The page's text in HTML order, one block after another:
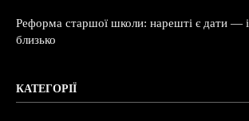
Реформа старшої школи: нарешті є дати —
близько
КАТЕГОРІЇ